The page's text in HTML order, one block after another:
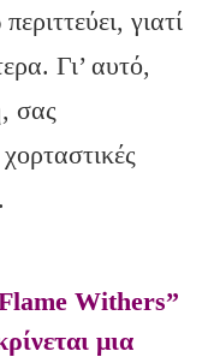
γιατί
Γι’ αυτό,
σας
Withers”
μια